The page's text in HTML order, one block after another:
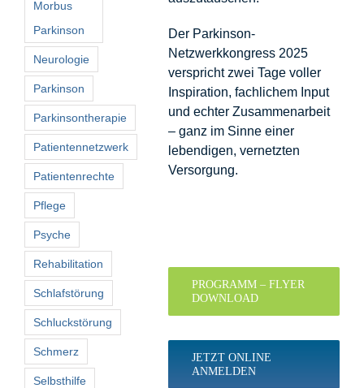
Der Parkinson-
Netzwerkkongress 2025
verspricht zwei Tage voller
Inspiration, fachlichem Input
und echter Zusammenarbeit
– ganz im Sinne einer
lebendigen, vernetzten
Versorgung.
PROGRAMM – FLYER
DOWNLOAD
JETZT ONLINE
ANMELDEN
Morbus
Parkinson
Neurologie
Parkinson
Parkinsontherapie
Patientennetzwerk
Patientenrechte
Pflege
Psyche
Rehabilitation
Schlafstörung
Schluckstörung
Schmerz
Selbsthilfe